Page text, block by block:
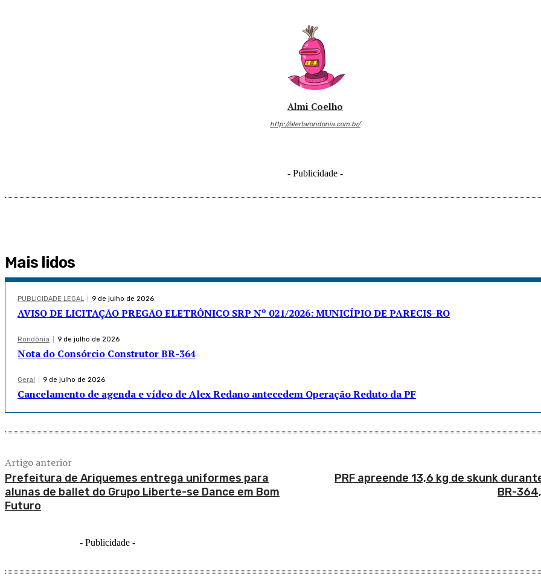
Almi Coelho
http://alertarondonia.com.br/
- Publicidade -
Mais lidos
PUBLICIDADE LEGAL 9 de julho de 2026
AVISO DE LICITAÇÃO PREGÃO ELETRÔNICO SRP Nº 021/2026: MUNICÍPIO DE PARECIS-RO
Rondônia 9 de julho de 2026
Nota do Consórcio Construtor BR-364
Geral 9 de julho de 2026
Cancelamento de agenda e vídeo de Alex Redano antecedem Operação Reduto da PF
Artigo anterior
Prefeitura de Ariquemes entrega uniformes para
alunas de ballet do Grupo Liberte-se Dance em Bom
Futuro
PRF apreende 13,6 kg de skunk
BR-
- Publicidade -